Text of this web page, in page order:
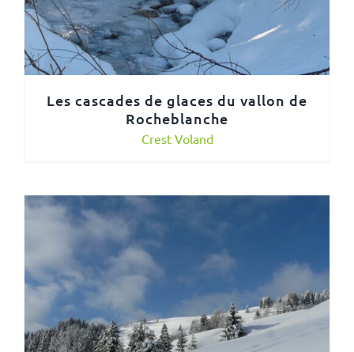
Les cascades de glaces du vallon de
Rocheblanche
Crest Voland